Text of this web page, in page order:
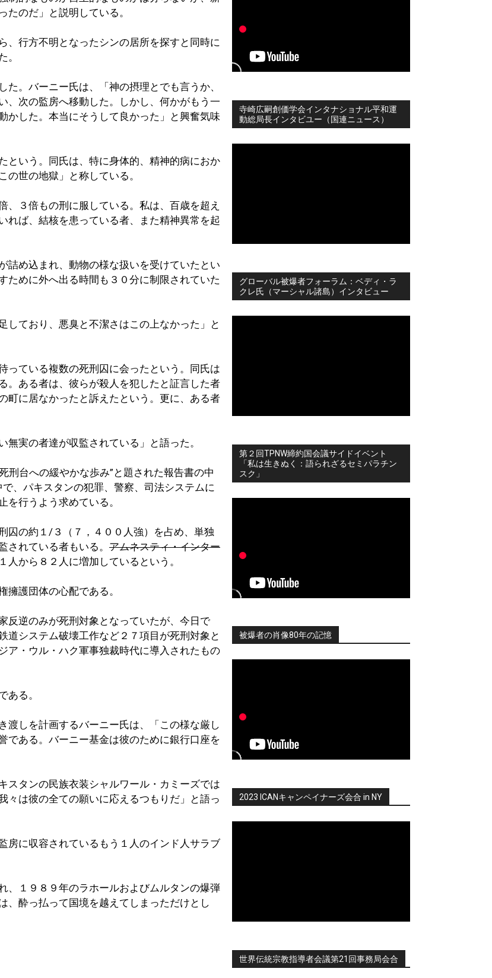
たのだ」と説明している。
、行方不明となったシンの居所を探すと同時に
。
。バーニー氏は、「神の摂理とでも言うか、
、次の監房へ移動した。しかし、何かがもう一
かした。本当にそうして良かった」と興奮気味
という。同氏は、特に身体的、精神的病におか
の世の地獄」と称している。
、３倍もの刑に服している。私は、百歳を超え
れば、結核を患っている者、また精神異常を起
詰め込まれ、動物の様な扱いを受けていたとい
ために外へ出る時間も３０分に制限されていた
しており、悪臭と不潔さはこの上なかった」と
っている複数の死刑囚に会ったという。同氏は
。ある者は、彼らが殺人を犯したと証言した者
町に居なかったと訴えたという。更に、ある者
無実の者達が収監されている」と語った。
刑台への緩やかな歩み”と題された報告書の中
、パキスタンの犯罪、警察、司法システムに
を行うよう求めている。
囚の約１/３（７，４００人強）を占め、単独
されている者もいる。 アムネスティ・インター
人から８２人に増加しているという。
擁護団体の心配である。
反逆のみが死刑対象となっていたが、今日で
道システム破壊工作など２７項目が死刑対象と
ア・ウル・ハク軍事独裁時代に導入されたもの
ある。
渡しを計画するバーニー氏は、「この様な厳し
である。バーニー基金は彼のために銀行口座を
スタンの民族衣装シャルワール・カミーズでは
々は彼の全ての願いに応えるつもりだ」と語っ
房に収容されているもう１人のインド人サラブ
、１９８９年のラホールおよびムルタンの爆弾
、酔っ払って国境を越えてしまっただけとし
寺崎広嗣創価学会インタナショナル平和運
動総局長インタビユー（国連ニュース）
グローバル被爆者フォーラム：ベディ・ラ
クレ氏（マーシャル諸島）インタビュー
第２回TPNW締約国会議サイドイベント
「私は生きぬく：語られざるセミパラチン
スク」
被爆者の肖像80年の記憶
2023 ICANキャンペイナーズ会合 in NY
世界伝統宗教指導者会議第21回事務局会合